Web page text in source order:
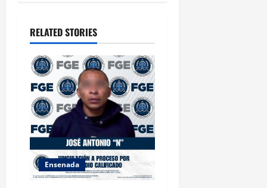
i
o
n
RELATED STORIES
Ensenada